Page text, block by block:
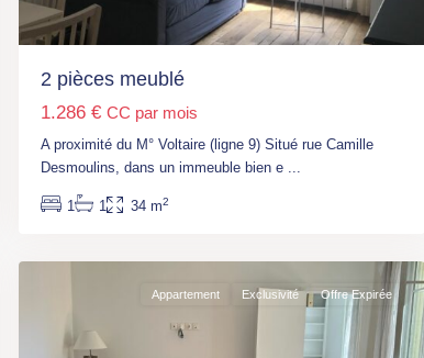
2 pièces meublé
1.286 € CC par mois
A proximité du M° Voltaire (ligne 9) Situé rue Camille
Desmoulins, dans un immeuble bien e ...
1 1 34 m2
Place
d’Italie
6,
7),
M°Corvisart
(L6),
Paris
Appartement Exclusivité Offre Expirée